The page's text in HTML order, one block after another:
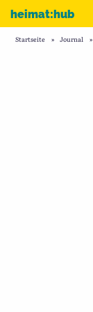
Zum Inhalt
heimat:hub
Startseite » Journal »